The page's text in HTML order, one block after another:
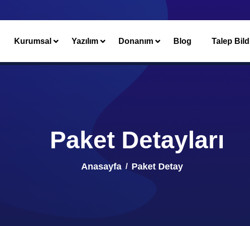
Kurumsal Yazılım Donanım Blog Talep
Paket Detayları
Anasayfa Paket Detay